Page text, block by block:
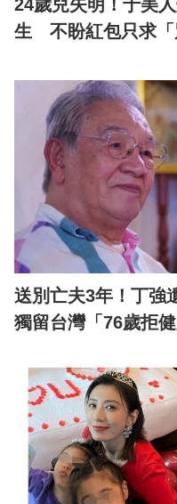
24歲兒失明！于美
生 不盼紅包只求「
送別亡夫3年！丁強
獨留台灣「76歲拒